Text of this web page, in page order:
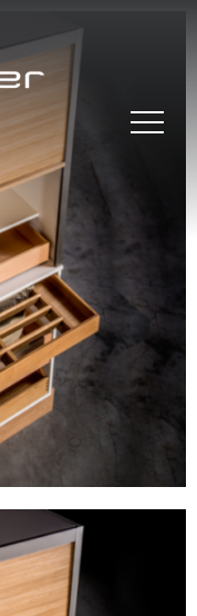
BLOG #37 Präzise
Möbelfertigteile für
effiziente Projekte
BLOG #36 Massivholz –
nachhaltig und zeitlos
BLOG #34-
Digitalisierung in der
Holzbranche
BLOG #33- Massivholz